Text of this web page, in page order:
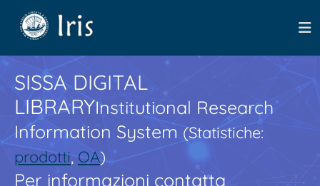
SISSA DIGITAL
LIBRARYInstitutional Research
Information System(Statistiche:
prodotti,OA)
Per informazioni contatta